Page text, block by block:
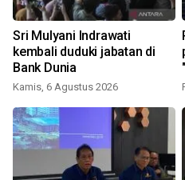
Sri Mulyani Indrawati
kembali duduki jabatan di
Bank Dunia
Kamis, 6 Agustus 2026